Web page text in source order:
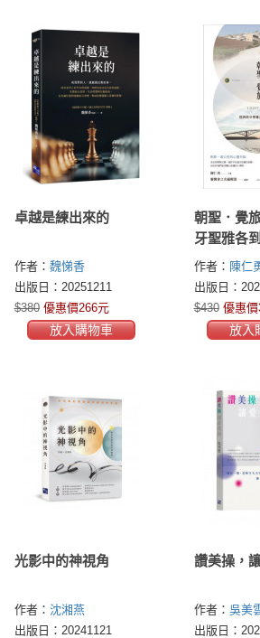
卓越是練出來的
作者： 魏悌香
出版日：20251211
$380 優惠價266元
放入購物車
朝聖．覺
牙聖雅各
路
作者： 陳仁
編輯部（編
出版日：
$430 優惠
放入
光影中的神視角
作者： 沈湘燕
出版日：20241121
讚美操，
作者： 吳美
出版日：